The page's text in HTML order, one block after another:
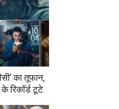
का तूफान,
रिकॉर्ड टूटे